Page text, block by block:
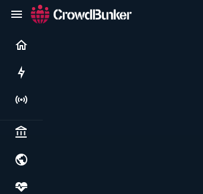
Live
Politics & institutions